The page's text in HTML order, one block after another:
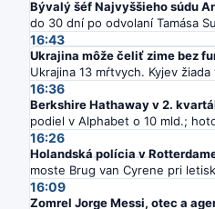
Bývalý šéf Najvyššieho súdu
do 30 dní po odvolaní Tamása
16:43
Ukrajina môže čeliť zime bez
Ukrajina 13 mŕtvych. Kyjev
16:36
Berkshire Hathaway v 2.
podiel v Alphabet o 10 mld.;
16:26
Holandská polícia v
moste Brug van Cyrene pri
16:09
Zomrel Jorge Messi, otec a